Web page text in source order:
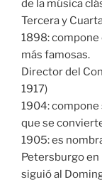
de la música
Tercera y
1898: compone
más famosas.
Director del
1917)
1904: compone
que se
1905: es
Petersburgo en
siguió al